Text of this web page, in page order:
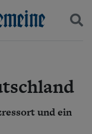
und ein